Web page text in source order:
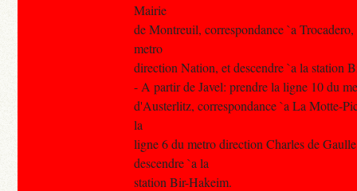
Mairie
de Montreuil, correspondance `a
metro
direction Nation, et descendre `a la station
- A partir de Javel: prendre la ligne 10 du
d'Austerlitz, correspondance `a La Motte-
la
ligne 6 du metro direction Charles de
descendre `a la
station Bir-Hakeim.